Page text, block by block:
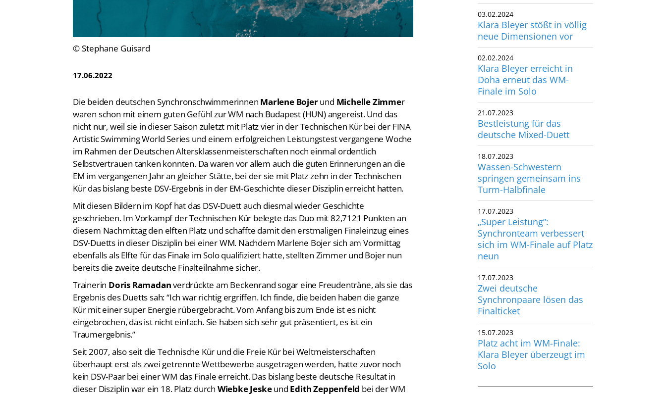
© Stephane Guisard
waren schon mit einem guten Gefühl zur WM nach Budapest (HUN) angereist. Und das
nicht nur, weil sie in dieser Saison zuletzt mit Platz vier in der Technischen Kür bei der FINA
Artistic Swimming World Series und einem erfolgreichen Leistungstest vergangene Woche
im Rahmen der Deutschen Altersklassenmeisterschaften noch einmal ordentlich
Selbstvertrauen tanken konnten. Da waren vor allem auch die guten Erinnerungen an die
EM im vergangenen Jahr an gleicher Stätte, bei der sie mit Platz zehn in der Technischen
Kür das bislang beste DSV-Ergebnis in der EM-Geschichte dieser Disziplin erreicht hatten.
Mit diesen Bildern im Kopf hat das DSV-Duett auch diesmal wieder Geschichte
geschrieben. Im Vorkampf der Technischen Kür belegte das Duo mit 82,7121 Punkten an
diesem Nachmittag den elften Platz und schaffte damit den erstmaligen Finaleinzug eines
DSV-Duetts in dieser Disziplin bei einer WM. Nachdem Marlene Bojer sich am Vormittag
ebenfalls als Elfte für das Finale im Solo qualifiziert hatte, stellten Zimmer und Bojer nun
bereits die zweite deutsche Finalteilnahme sicher.
TrainerinDoris Ramadanverdrückte am Beckenrand sogar eine Freudenträne, als sie das
Ergebnis des Duetts sah: “Ich war richtig ergriffen. Ich finde, die beiden haben die ganze
Kür mit einer super Energie rübergebracht. Vom Anfang bis zum Ende ist es nicht
eingebrochen, das ist nicht einfach. Sie haben sich sehr gut präsentiert, es ist ein
Traumergebnis.”
Seit 2007, also seit die Technische Kür und die Freie Kür bei Weltmeisterschaften
überhaupt erst als zwei getrennte Wettbewerbe ausgetragen werden, hatte zuvor noch
kein DSV-Paar bei einer WM das Finale erreicht. Das bislang beste deutsche Resultat in
dieser Disziplin war ein 18. Platz durch Wiebke JeskeundEdith Zeppenfeldbei der WM
2013 in Barcelona (ESP) gewesen.
Klara Bleyer stößt in völlig
neue Dimensionen vor
Klara Bleyer erreicht in
Doha erneut das WM-
Finale im Solo
Bestleistung für das
deutsche Mixed-Duett
Wassen-Schwestern
springen gemeinsam ins
Turm-Halbfinale
„Super Leistung”:
Synchronteam verbessert
sich im WM-Finale auf Platz
neun
Zwei deutsche
Synchronpaare lösen das
Finalticket
Platz acht im WM-Finale:
Klara Bleyer überzeugt im
Solo